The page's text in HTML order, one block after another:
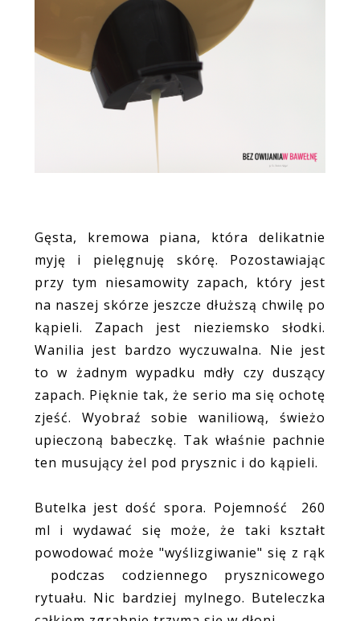
Gęsta, kremowa piana, która delikatnie
myję i pielęgnuję skórę. Pozostawiając
przy tym niesamowity zapach, który jest
na naszej skórze jeszcze dłuższą chwilę po
kąpieli. Zapach jest nieziemsko słodki.
Wanilia jest bardzo wyczuwalna. Nie jest
to w żadnym wypadku mdły czy duszący
zapach. Pięknie tak, że serio ma się ochotę
zjeść. Wyobraź sobie waniliową, świeżo
upieczoną babeczkę. Tak właśnie pachnie
ten musujący żel pod prysznic i do kąpieli.
Butelka jest dość spora. Pojemność 260
ml i wydawać się może, że taki kształt
powodować może "wyślizgiwanie" się z rąk
podczas codziennego prysznicowego
rytuału. Nic bardziej mylnego. Buteleczka